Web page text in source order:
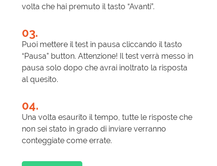
volta che hai premuto il tasto “Avanti”.
03.
Puoi mettere il test in pausa cliccando il tasto
“Pausa” button. Attenzione! Il test verrà messo in
pausa solo dopo che avrai inoltrato la risposta
al quesito.
04.
Una volta esaurito il tempo, tutte le risposte che
non sei stato in grado di inviare verranno
conteggiate come errate.